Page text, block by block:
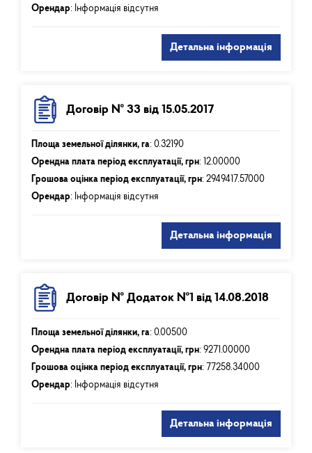
Орендар: Інформація відсутня
Детальна інформація
Договір № 33 від 15.05.2017
Площа земельної ділянки, га: 0.32190
Орендна плата період експлуатації, грн: 12.00000
Грошова оцінка період експлуатації, грн: 2949417.57000
Орендар: Інформація відсутня
Детальна інформація
Договір № Додаток №1 від 14.08.2018
Площа земельної ділянки, га: 0.00500
Орендна плата період експлуатації, грн: 9271.00000
Грошова оцінка період експлуатації, грн: 77258.34000
Орендар: Інформація відсутня
Детальна інформація